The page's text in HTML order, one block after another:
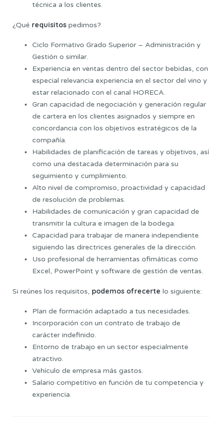
técnica a los clientes.
¿Qué requisitos pedimos?
Ciclo Formativo Grado Superior – Administración y
Gestión o similar.
Experiencia en ventas dentro del sector bebidas, con
especial relevancia experiencia en el sector del vino y
estar relacionado con el canal HORECA.
Gran capacidad de negociación y generación regular
de cartera en los clientes asignados y siempre en
concordancia con los objetivos estratégicos de la
compañía.
Habilidades de planificación de tareas y objetivos, así
como una destacada determinación para su
seguimiento y cumplimiento.
Alto nivel de compromiso, proactividad y capacidad
de resolución de problemas.
Habilidades de comunicación y gran capacidad de
transmitir la cultura e imagen de la bodega.
Capacidad para trabajar de manera independiente
siguiendo las directrices generales de la dirección.
Uso profesional de herramientas ofimáticas como
Excel, PowerPoint y software de gestión de ventas.
Si reúnes los requisitos, podemos ofrecerte lo siguiente:
Plan de formación adaptado a tus necesidades.
Incorporación con un contrato de trabajo de
carácter indefinido.
Entorno de trabajo en un sector especialmente
atractivo.
Vehículo de empresa más gastos.
Salario competitivo en función de tu competencia y
experiencia.